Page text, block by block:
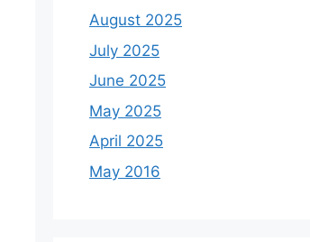
August 2025
July 2025
June 2025
May 2025
April 2025
May 2016